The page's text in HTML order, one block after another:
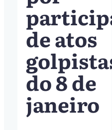
de atos
do 8 de
janeiro